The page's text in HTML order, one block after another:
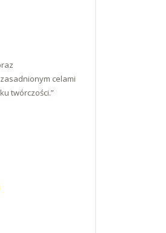
celami
twórczości.”